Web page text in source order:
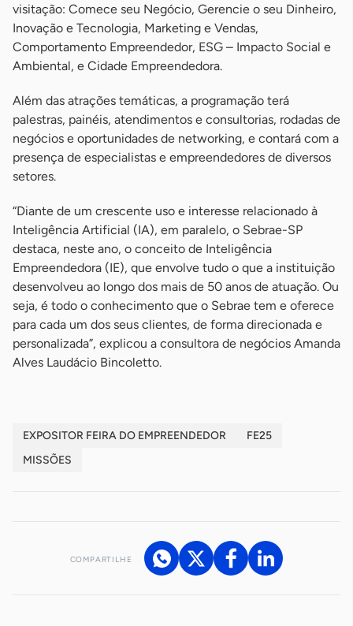
visitação: Comece seu Negócio, Gerencie o seu Dinheiro,
Inovação e Tecnologia, Marketing e Vendas,
Comportamento Empreendedor, ESG – Impacto Social e
Ambiental, e Cidade Empreendedora.
Além das atrações temáticas, a programação terá
palestras, painéis, atendimentos e consultorias, rodadas de
negócios e oportunidades de networking, e contará com a
presença de especialistas e empreendedores de diversos
setores.
“Diante de um crescente uso e interesse relacionado à
Inteligência Artificial (IA), em paralelo, o Sebrae-SP
destaca, neste ano, o conceito de Inteligência
Empreendedora (IE), que envolve tudo o que a instituição
desenvolveu ao longo dos mais de 50 anos de atuação. Ou
seja, é todo o conhecimento que o Sebrae tem e oferece
para cada um dos seus clientes, de forma direcionada e
personalizada”, explicou a consultora de negócios Amanda
Alves Laudácio Bincoletto.
EXPOSITOR FEIRA DO EMPREENDEDOR
FE25
MISSÕES
COMPARTILHE